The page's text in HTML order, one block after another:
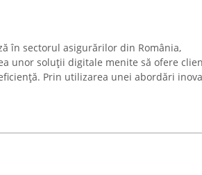
în sectorul asigurărilor din România,
unor soluții digitale menite să ofere
Prin utilizarea unei abordări